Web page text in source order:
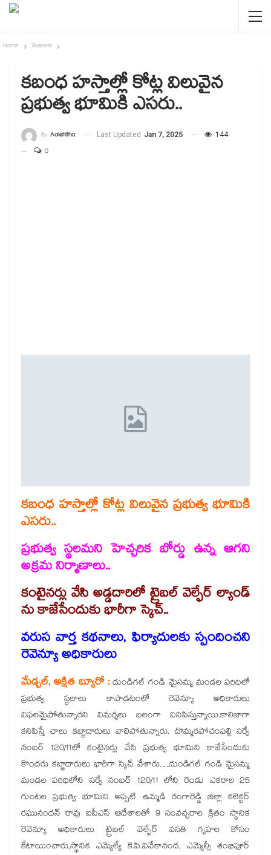
Home Business
కబంధ హస్తాల్లో కోట్ల విలువైన
ప్రభుత్వ భూమికి ఎసరు..
By Aakshitha Last Updated Jan 7, 2025 144
0
కబంధ హస్తాల్లో కోట్ల విలువైన ప్రభుత్వ భూమికి
ఎసరు..
ప్రభుత్వ స్థలమని హెచ్చరిక బోర్డు ఉన్న ఆగని
అక్రమ నిర్మాణాలు..
కంటైనర్లు వేసి అడ్డదారిలో ట్రైబల్ వెల్ఫేర్ ల్యాండ్
ను కాజేసేందుకు భారీగా స్కెచ్..
వరుస వార్త కథనాలు, ఫిర్యాదులకు స్పందించని
రెవెన్యూ అధికారులు
మేడ్చల్, అక్షిత బ్యూరో : దుండిగల్ గండి మైసమ్మ మండల పరిధిలో
ప్రభుత్వ స్థలాలు కాపాడటంలో రెవెన్యూ అధికారులు
విఫలమైపోతున్నారని విమర్శలు బలంగా వినిపిస్తున్నాయి.కాలిజాగా
కనిపిస్తే చాలు కబ్జాదారులు వాలిపోతున్నారు. దొమ్మరపోచంపల్లి సర్వే
నంబర్ 120/11లో కంటైనర్లు వేసి ప్రభుత్వ భూమిని కాజేసేందుకు
కొందరు కబ్జాదారులు భారీగా స్కెచ్ వేశారు…దుండిగల్ గండి మైసమ్మ
మండల పరిధిలోని సర్వే నంబర్ 120/11 లోని రెండు ఎకరాల 25
గుంటల ప్రభుత్వ భూమిని అప్పటి ఉమ్మడి రంగారెడ్డి జిల్లా కలెక్టర్
రఘునందన్ రావు ఐపీఎస్ ఆదేశాలతో 9 సంవచ్చరాల క్రితం స్థానిక
రెవెన్యూ అధికారులు ట్రైబల్ వెల్ఫేర్ వసతి గృహల కోసం
కేటాయించారు,స్థానిక ఎమ్యెల్యే కె.పి.వివేకానంద, ఎమ్యెల్సీ శంభిపూర్